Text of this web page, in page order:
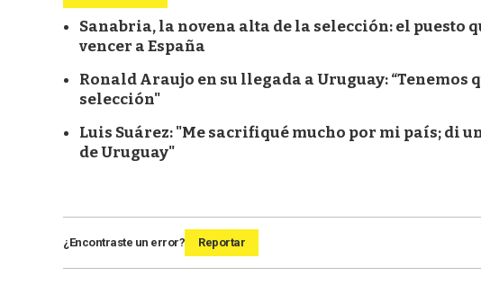
Sanabria, la novena alta de la selección: el puesto
vencer a España
Ronald Araujo en su llegada a Uruguay: “Tenemos
selección"
Luis Suárez: "Me sacrifiqué mucho por mi país; di
de Uruguay"
¿Encontraste un error? Reportar